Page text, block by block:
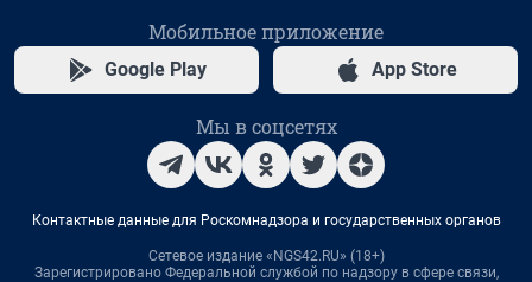
Мобильное приложение
Google Play App Store
Мы в соцсетях
Контактные данные для Роскомнадзора и государственных органов
Сетевое издание «NGS42.RU» (18+)
Зарегистрировано Федеральной службой по надзору в сфере связи,